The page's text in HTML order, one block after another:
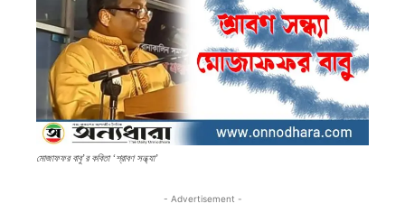
মোজাফফর বাবু’র কবিতা ‘শ্রাবণ সন্ধ্যা’
- Advertisement -